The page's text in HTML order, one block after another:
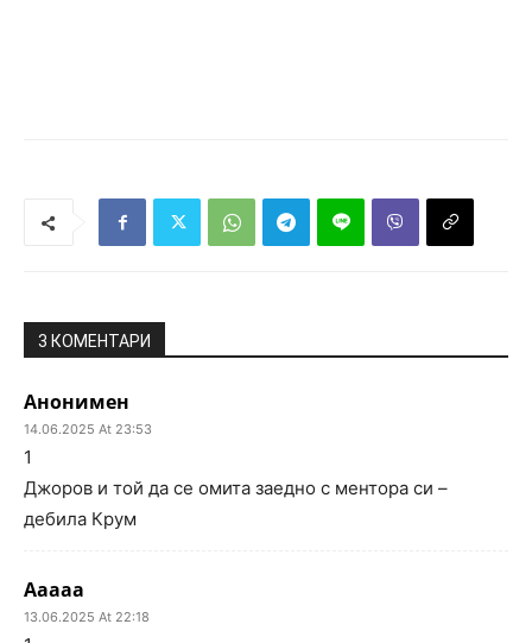
3 КОМЕНТАРИ
Анонимен
14.06.2025 At 23:53
1
Джоров и той да се омита заедно с ментора си –
дебила Крум
Ааааа
13.06.2025 At 22:18